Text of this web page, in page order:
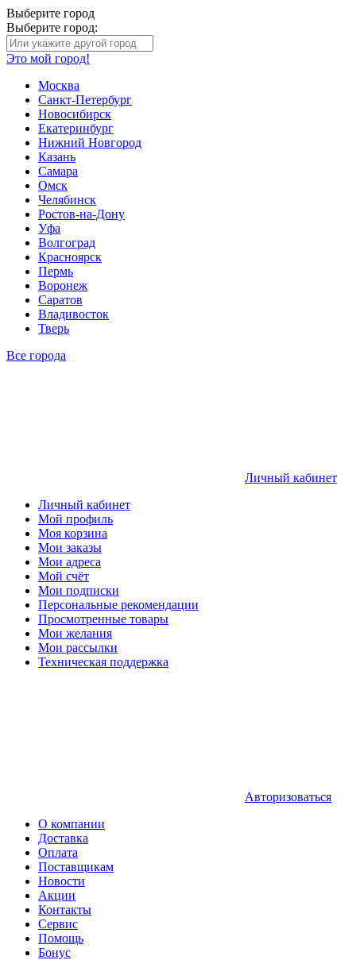
Выберите город
Выберите город:
Это мой город!
Москва
Санкт-Петербург
Новосибирск
Екатеринбург
Нижний Новгород
Казань
Самара
Омск
Челябинск
Ростов-на-Дону
Уфа
Волгоград
Красноярск
Пермь
Воронеж
Саратов
Владивосток
Тверь
Все города
Личный кабинет
Личный кабинет
Мой профиль
Моя корзина
Мои заказы
Мои адреса
Мой счёт
Мои подписки
Персональные рекомендации
Просмотренные товары
Мои желания
Мои рассылки
Техническая поддержка
Авторизоваться
О компании
Доставка
Оплата
Поставщикам
Новости
Акции
Контакты
Сервис
Помощь
Бонус